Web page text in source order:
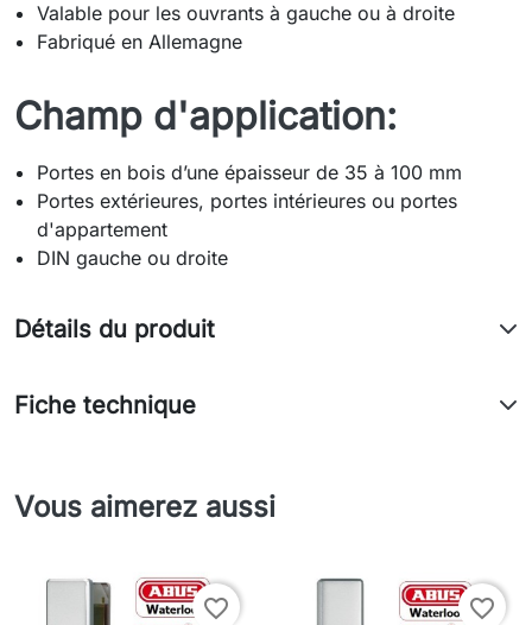
Valable pour les ouvrants à gauche ou à droite
Fabriqué en Allemagne
Champ d'application:
Portes en bois d’une épaisseur de 35 à 100 mm
Portes extérieures, portes intérieures ou portes
d'appartement
DIN gauche ou droite
Détails du produit
Fiche technique
Vous aimerez aussi
favorite_border favorite_border